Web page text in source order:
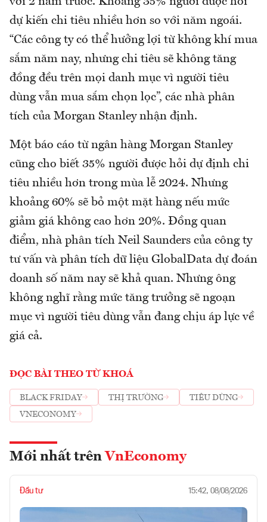
dự kiến chi tiêu nhiều hơn so với năm ngoái.
“Các công ty có thể hưởng lợi từ không khí mua
sắm năm nay, nhưng chi tiêu sẽ không tăng
đồng đều trên mọi danh mục vì người tiêu
dùng vẫn mua sắm chọn lọc”, các nhà phân
tích của Morgan Stanley nhận định.
Một báo cáo từ ngân hàng Morgan Stanley
cũng cho biết 35% người được hỏi dự định chi
tiêu nhiều hơn trong mùa lễ 2024. Nhưng
khoảng 60% sẽ bỏ một mặt hàng nếu mức
giảm giá không cao hơn 20%. Đồng quan
điểm, nhà phân tích Neil Saunders của công ty
tư vấn và phân tích dữ liệu GlobalData dự đoán
doanh số năm nay sẽ khả quan. Nhưng ông
không nghĩ rằng mức tăng trưởng sẽ ngoạn
mục vì người tiêu dùng vẫn đang chịu áp lực về
giá cả.
ĐỌC BÀI THEO TỪ KHOÁ
BLACK FRIDAY THỊ TRƯỜNG
TIÊU DÙNG
VNECONOMY
Mới nhất trên VnEconomy
Đầu tư 15:42, 08/08/2026